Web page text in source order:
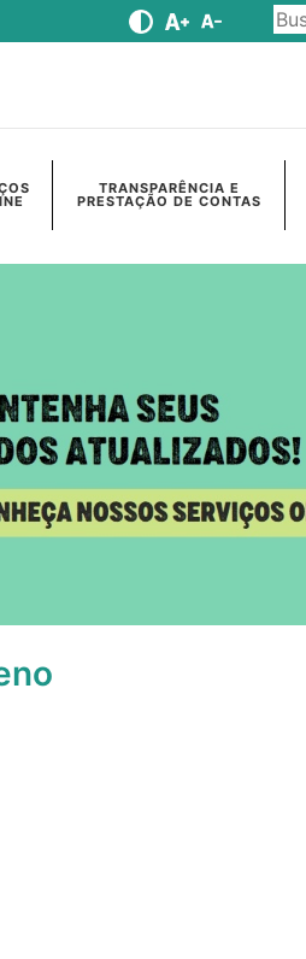
TRANSPARÊNCIA E
PRESTAÇÃO DE CONTAS